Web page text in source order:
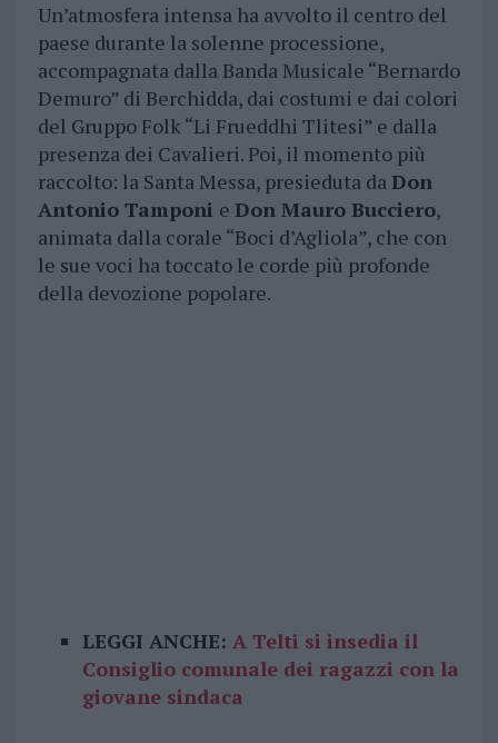
Un’atmosfera intensa ha avvolto il centro del
paese durante la solenne processione,
accompagnata dalla Banda Musicale “Bernardo
Demuro” di Berchidda, dai costumi e dai colori
del Gruppo Folk “Li Frueddhi Tlitesi” e dalla
presenza dei Cavalieri. Poi, il momento più
raccolto: la Santa Messa, presieduta daDon
Antonio Tamponi e Don Mauro Bucciero,
animata dalla corale “Boci d’Agliola”, che con
le sue voci ha toccato le corde più profonde
della devozione popolare.
LEGGI ANCHE: A Telti si insedia il
Consiglio comunale dei ragazzi con la
giovane sindaca